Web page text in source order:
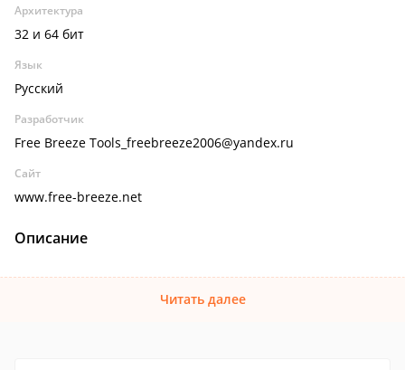
Архитектура
32 и 64 бит
Язык
Русский
Разработчик
Free Breeze Tools_freebreeze2006@yandex.ru
Сайт
www.free-breeze.net
Описание
Читать далее